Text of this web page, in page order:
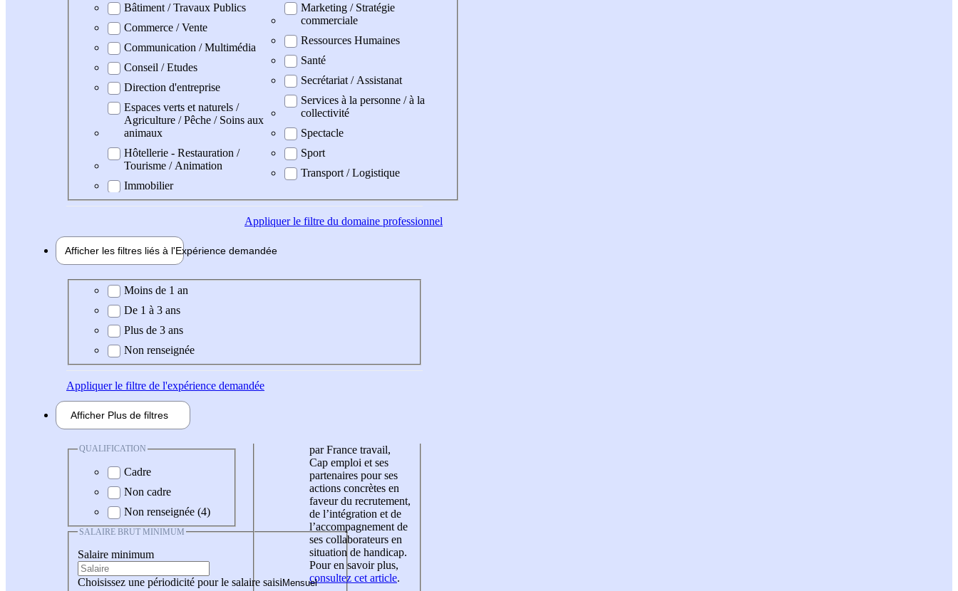
Bâtiment / Travaux Publics
Commerce / Vente
Communication / Multimédia
Conseil / Etudes
Direction d'entreprise
Espaces verts et naturels /
Agriculture / Pêche / Soins aux
animaux
Hôtellerie - Restauration /
Tourisme / Animation
Immobilier
Marketing / Stratégie
commerciale
Ressources Humaines
Santé
Secrétariat / Assistanat
Services à la personne / à la
collectivité
Spectacle
Sport
Transport / Logistique
Appliquerle filtre du domaine professionnel
Afficher les filtres liés à l'Expérience demandée
Expérience demandée
Moins de 1 an
De 1 à 3 ans
Plus de 3 ans
Non renseignée
Appliquerle filtre de l'expérience demandée
Afficher Plus de filtres
QUALIFICATION
Cadre
Non cadre
Non renseignée (4)
SALAIRE BRUT MINIMUM
Salaire minimum
Choisissez une périodicité pour le salaire saisi
par France travail,
Cap emploi et ses
partenaires pour ses
actions concrètes en
faveur du recrutement,
de l’intégration et de
l’accompagnement de
ses collaborateurs en
situation de handicap.
Pour en savoir plus,
consultez cet article.